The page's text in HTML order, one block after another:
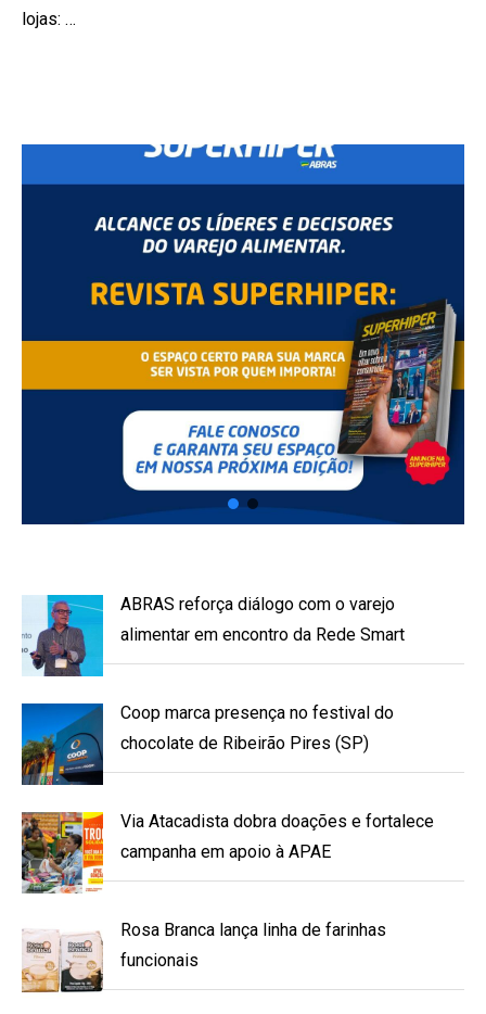
lojas: …
ABRAS reforça diálogo com o varejo
alimentar em encontro da Rede Smart
Coop marca presença no festival do
chocolate de Ribeirão Pires (SP)
Via Atacadista dobra doações e fortalece
campanha em apoio à APAE
Rosa Branca lança linha de farinhas
funcionais